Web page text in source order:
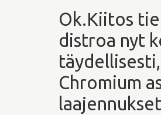
Ok.Kiitos
distroa nyt
Chromium